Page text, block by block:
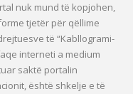
nuk mund të kopjohen,
tjetër për qëllime
të “Kabllogrami-
interneti a medium
saktë portalin
është shkelje e të